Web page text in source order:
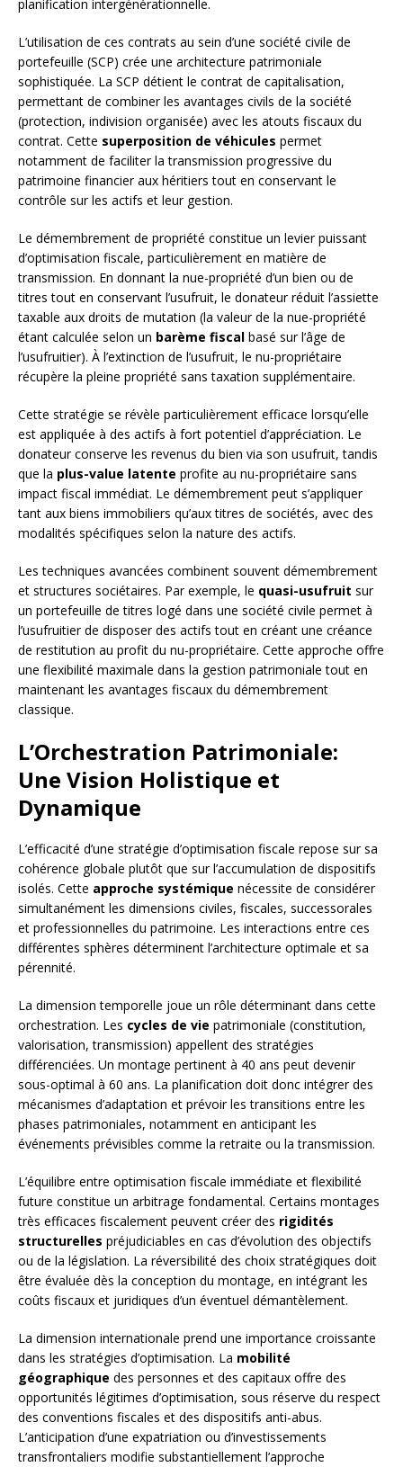
planification intergénérationnelle.
L’utilisation de ces contrats au sein d’une société civile de
portefeuille (SCP) crée une architecture patrimoniale
sophistiquée. La SCP détient le contrat de capitalisation,
permettant de combiner les avantages civils de la société
(protection, indivision organisée) avec les atouts fiscaux du
contrat. Cette superposition de véhicules permet
notamment de faciliter la transmission progressive du
patrimoine financier aux héritiers tout en conservant le
contrôle sur les actifs et leur gestion.
Le démembrement de propriété constitue un levier puissant
d’optimisation fiscale, particulièrement en matière de
transmission. En donnant la nue-propriété d’un bien ou de
titres tout en conservant l’usufruit, le donateur réduit l’assiette
taxable aux droits de mutation (la valeur de la nue-propriété
étant calculée selon un barème fiscal basé sur l’âge de
l’usufruitier). À l’extinction de l’usufruit, le nu-propriétaire
récupère la pleine propriété sans taxation supplémentaire.
Cette stratégie se révèle particulièrement efficace lorsqu’elle
est appliquée à des actifs à fort potentiel d’appréciation. Le
donateur conserve les revenus du bien via son usufruit, tandis
que la plus-value latente profite au nu-propriétaire sans
impact fiscal immédiat. Le démembrement peut s’appliquer
tant aux biens immobiliers qu’aux titres de sociétés, avec des
modalités spécifiques selon la nature des actifs.
Les techniques avancées combinent souvent démembrement
et structures sociétaires. Par exemple, le quasi-usufruit sur
un portefeuille de titres logé dans une société civile permet à
l’usufruitier de disposer des actifs tout en créant une créance
de restitution au profit du nu-propriétaire. Cette approche offre
une flexibilité maximale dans la gestion patrimoniale tout en
maintenant les avantages fiscaux du démembrement
classique.
L’Orchestration Patrimoniale:
Une Vision Holistique et
Dynamique
L’efficacité d’une stratégie d’optimisation fiscale repose sur sa
cohérence globale plutôt que sur l’accumulation de dispositifs
isolés. Cette approche systémique nécessite de considérer
simultanément les dimensions civiles, fiscales, successorales
et professionnelles du patrimoine. Les interactions entre ces
différentes sphères déterminent l’architecture optimale et sa
pérennité.
La dimension temporelle joue un rôle déterminant dans cette
orchestration. Les cycles de vie patrimoniale (constitution,
valorisation, transmission) appellent des stratégies
différenciées. Un montage pertinent à 40 ans peut devenir
sous-optimal à 60 ans. La planification doit donc intégrer des
mécanismes d’adaptation et prévoir les transitions entre les
phases patrimoniales, notamment en anticipant les
événements prévisibles comme la retraite ou la transmission.
L’équilibre entre optimisation fiscale immédiate et flexibilité
future constitue un arbitrage fondamental. Certains montages
très efficaces fiscalement peuvent créer des rigidités
structurelles préjudiciables en cas d’évolution des objectifs
ou de la législation. La réversibilité des choix stratégiques doit
être évaluée dès la conception du montage, en intégrant les
coûts fiscaux et juridiques d’un éventuel démantèlement.
La dimension internationale prend une importance croissante
dans les stratégies d’optimisation. La mobilité
géographique des personnes et des capitaux offre des
opportunités légitimes d’optimisation, sous réserve du respect
des conventions fiscales et des dispositifs anti-abus.
L’anticipation d’une expatriation ou d’investissements
transfrontaliers modifie substantiellement l’approche